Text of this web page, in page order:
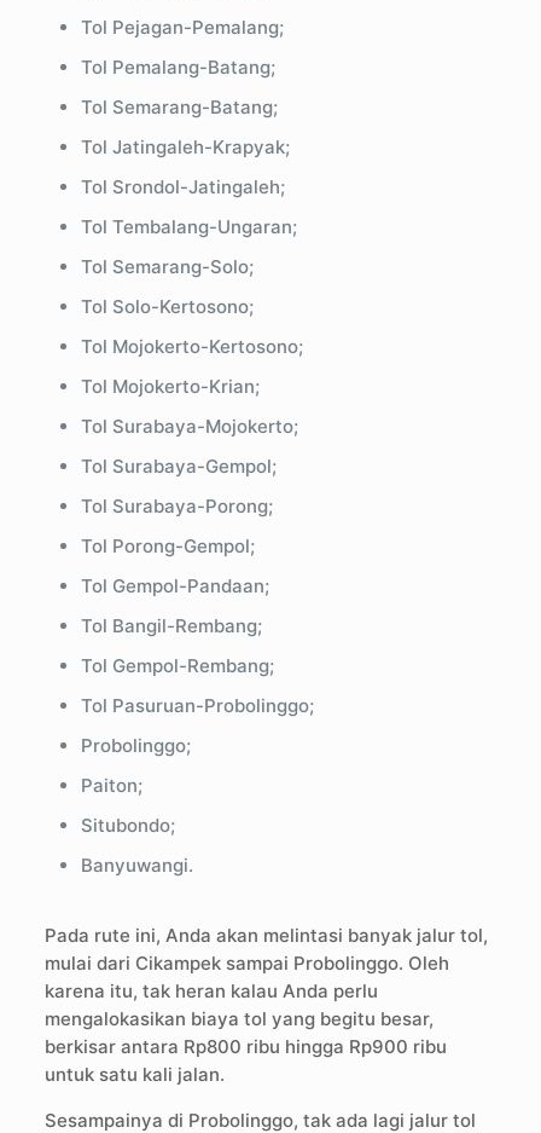
Tol Pejagan-Pemalang;
Tol Pemalang-Batang;
Tol Semarang-Batang;
Tol Jatingaleh-Krapyak;
Tol Srondol-Jatingaleh;
Tol Tembalang-Ungaran;
Tol Semarang-Solo;
Tol Solo-Kertosono;
Tol Mojokerto-Kertosono;
Tol Mojokerto-Krian;
Tol Surabaya-Mojokerto;
Tol Surabaya-Gempol;
Tol Surabaya-Porong;
Tol Porong-Gempol;
Tol Gempol-Pandaan;
Tol Bangil-Rembang;
Tol Gempol-Rembang;
Tol Pasuruan-Probolinggo;
Probolinggo;
Paiton;
Situbondo;
Banyuwangi.
Pada rute ini, Anda akan melintasi banyak jalur tol,
mulai dari Cikampek sampai Probolinggo. Oleh
karena itu, tak heran kalau Anda perlu
mengalokasikan biaya tol yang begitu besar,
berkisar antara Rp800 ribu hingga Rp900 ribu
untuk satu kali jalan.
Sesampainya di Probolinggo, tak ada lagi jalur tol